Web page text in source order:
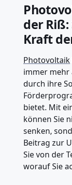
der Riß:
Kraft
Photovoltaik
immer mehr
durch ihre
bietet. Mit
können Sie
senken,
Beitrag zur
Sie von der
worauf Sie